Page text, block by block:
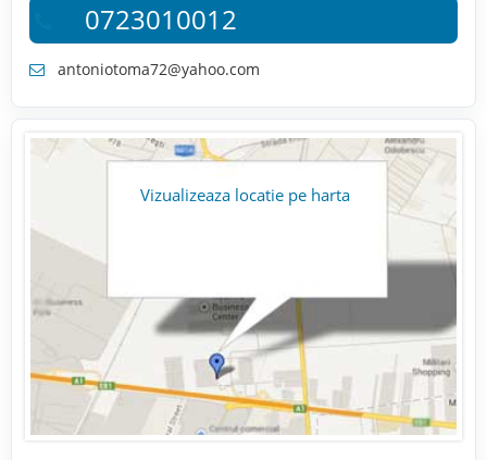
0723010012
antoniotoma72@yahoo.com
Vizualizeaza locatie pe harta